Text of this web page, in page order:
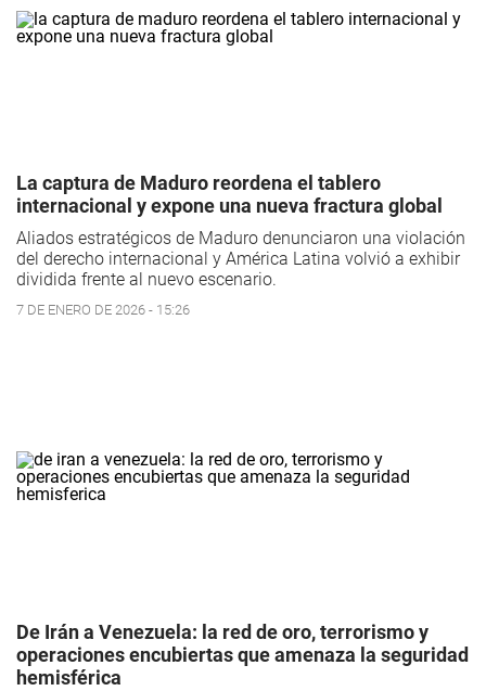
La captura de Maduro reordena el tablero
internacional y expone una nueva fractura global
Aliados estratégicos de Maduro denunciaron una violación
del derecho internacional y América Latina volvió a exhibir
dividida frente al nuevo escenario.
7 DE ENERO DE 2026 - 15:26
De Irán a Venezuela: la red de oro, terrorismo y
operaciones encubiertas que amenaza la seguridad
hemisférica